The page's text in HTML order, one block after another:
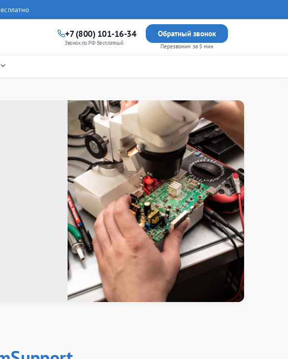
+7 (800) 101-16-34
Звонок по РФ бесплатный
Обратный звонок
Перезвоним за 5 мин